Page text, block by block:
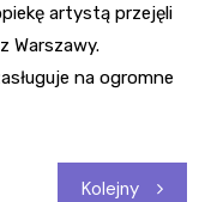
artystą przejęli
Warszawy.
na ogromne
Kolejny